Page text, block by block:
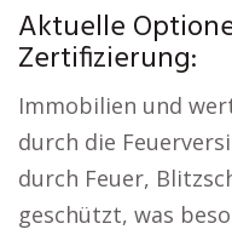
Aktuelle
Zertifizierung:
Immobilien und
durch die
durch Feuer,
geschützt, was